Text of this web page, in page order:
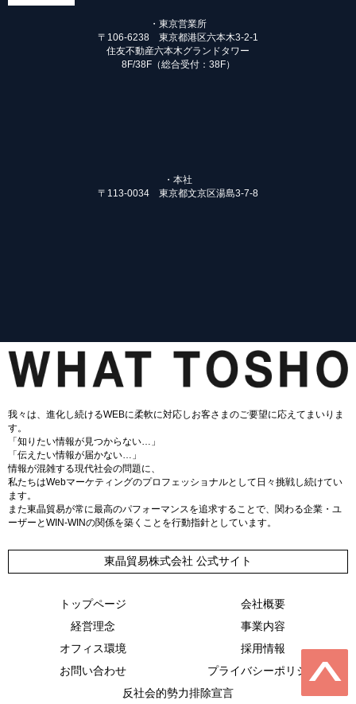
・東京営業所
〒106-6238 東京都港区六本木3-2-1
住友不動産六本木グランドタワー
8F/38F（総合受付：38F）
・本社
〒113-0034 東京都文京区湯島3-7-8
我々は、進化し続けるWEBに柔軟に対応しお客さまのご要望に応えてまいりま
す。
「知りたい情報が見つからない…」
「伝えたい情報が届かない…」
情報が混雑する現代社会の問題に、
私たちはWebマーケティングのプロフェッショナルとして日々挑戦し続けてい
ます。
また東晶貿易が常に最高のパフォーマンスを追求することで、関わる企業・ユ
ーザーとWIN-WINの関係を築くことを行動指針としています。
東晶貿易株式会社 公式サイト
トップページ
会社概要
経営理念
事業内容
オフィス環境
採用情報
お問い合わせ
プライバシーポリシー
反社会的勢力排除宣言